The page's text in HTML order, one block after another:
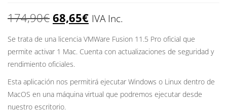
174,90€ El
precio
original
174,90€.
68,65€El
precio
actual
es:
68,65€.
IVA Inc.
Se trata de una licencia VMWare Fusion 11.5 Pro oficial que
permite activar 1 Mac. Cuenta con actualizaciones de seguridad y
rendimiento oficiales.
Esta aplicación nos permitirá ejecutar Windows o Linux dentro de
MacOS en una máquina virtual que podremos ejecutar desde
nuestro escritorio.